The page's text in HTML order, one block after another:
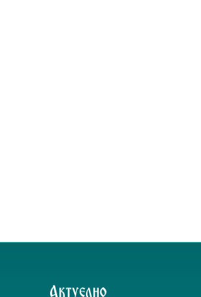
Актуелно